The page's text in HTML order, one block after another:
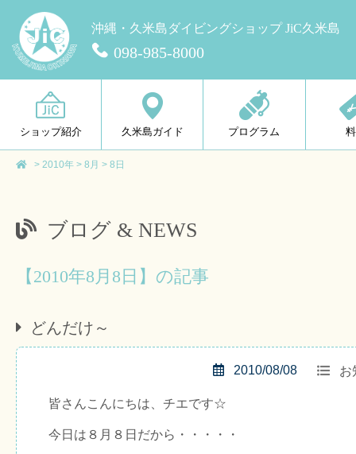
沖縄・久米島ダイビングショップ JiC久米島
098-985-8000
ショップ紹介 久米島ガイド プログラム
> 2010年 > 8月 > 8日
ブログ & NEWS
【2010年8月8日】の記事
どんだけ～
お
2010/08/08
皆さんこんにちは、チエです☆
今日は８月８日だから・・・・・